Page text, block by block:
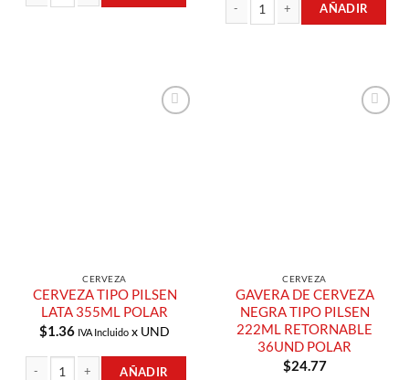
AÑADIR
CERVEZA
CERVEZA TIPO PILSEN
LATA 355ML POLAR
$1.36 IVA Incluido x UND
AÑADIR
CERVEZA
GAVERA DE CERVEZA
NEGRA TIPO PILSEN
222ML RETORNABLE
36UND POLAR
$24.77